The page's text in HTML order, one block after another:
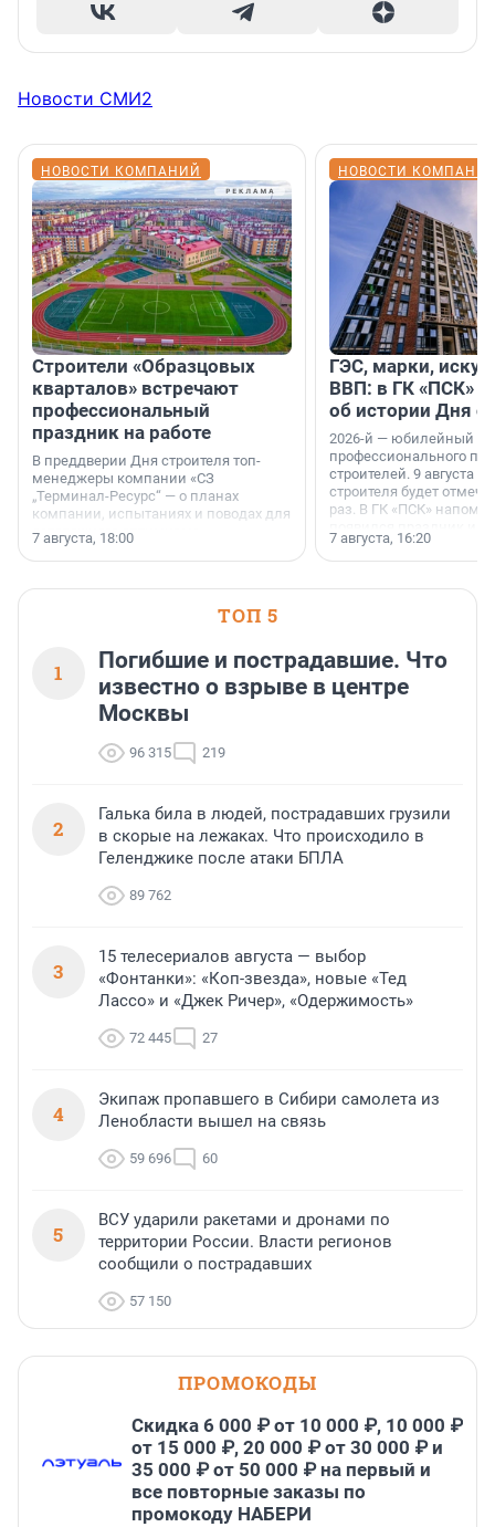
Новости СМИ2
НОВОСТИ КОМПАНИЙ
Строители «Образцовых
кварталов» встречают
профессиональный
праздник на работе
В преддверии Дня строителя топ-
менеджеры компании «СЗ
„Терминал-Ресурс“ — о планах
компании, испытаниях и поводах для
осторожного оптимизма.
7 августа, 18:00
НОВОСТИ
ГЭС, марки,
ВВП: в ГК «ПСК»
об истории Дня
2026-й — юбилейный
профессионального
строителей. 9 августа
строителя будет
раз. В ГК «ПСК»
поменялась роль
7 августа, 16:20
ТОП 5
1
Погибшие и пострадавшие. Что
известно о взрыве в центре
Москвы
96 315 219
2
Галька била в людей, пострадавших грузили
в скорые на лежаках. Что происходило в
Геленджике после атаки БПЛА
89 762
3
15 телесериалов августа — выбор
«Фонтанки»: «Коп-звезда», новые «Тед
Лассо» и «Джек Ричер», «Одержимость»
72 445 27
4
Экипаж пропавшего в Сибири самолета из
Ленобласти вышел на связь
59 696 60
5
ВСУ ударили ракетами и дронами по
территории России. Власти регионов
сообщили о пострадавших
57 150
ПРОМОКОДЫ
Скидка 6 000 ₽ от 10 000 ₽, 10 000 ₽
от 15 000 ₽, 20 000 ₽ от 30 000 ₽ и
35 000 ₽ от 50 000 ₽ на первый и
все повторные заказы по
промокоду НАБЕРИ